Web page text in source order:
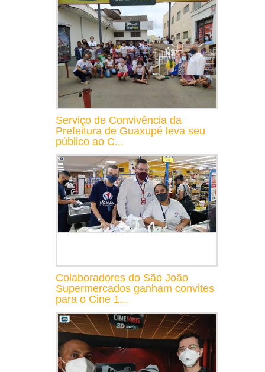
Serviço de Convivência da
Prefeitura de Guaxupé leva seu
público ao C...
Colaboradores do São João
Supermercados ganham convites
para o Cine 1...